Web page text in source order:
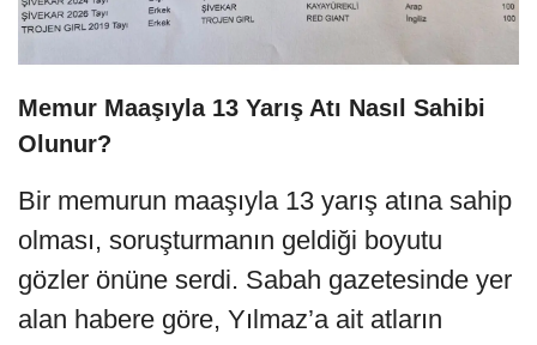
Memur Maaşıyla 13 Yarış Atı Nasıl Sahibi
Olunur?
Bir memurun maaşıyla 13 yarış atına sahip
olması, soruşturmanın geldiği boyutu
gözler önüne serdi. Sabah gazetesinde yer
alan habere göre, Yılmaz’a ait atların